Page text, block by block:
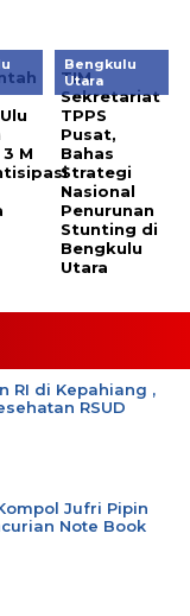
M
Bengkulu
Utara
TIM
Sekretariat
TPPS
Pusat,
Bahas
Strategi
Nasional
Penurunan
Stunting di
Bengkulu
Utara
RI di Kepahiang ,
RSUD
Jufri Pipin
Note Book